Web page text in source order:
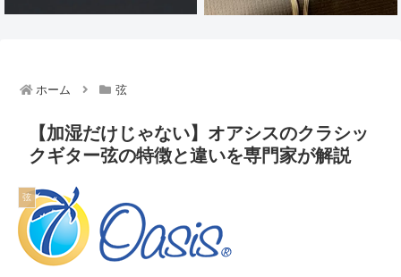
ホーム 弦
【加湿だけじゃない】オアシスのクラシッ
クギター弦の特徴と違いを専門家が解説
弦